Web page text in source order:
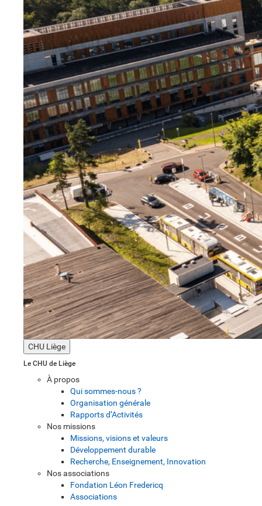
CHU Liège
Le CHU de Liège
À propos
Qui sommes-nous ?
Organisation générale
Rapports d’Activités
Nos missions
Missions, visions et valeurs
Développement durable
Recherche, Enseignement, Innovation
Nos associations
Fondation Léon Fredericq
Associations